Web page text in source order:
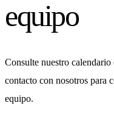
equipo
Consulte nuestro
contacto con nosotros para
equipo.